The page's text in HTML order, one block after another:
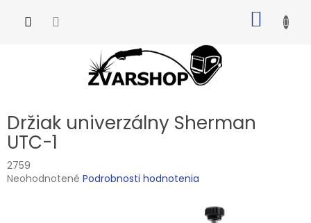
KOŠÍK
Držiak univerzálny Sherman
UTC-1
2759
Priemerné
Neohodnotené Podrobnosti hodnotenia